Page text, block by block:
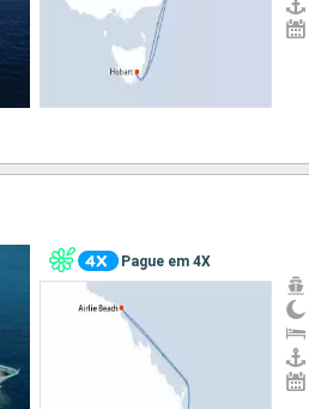
Pague em 4X